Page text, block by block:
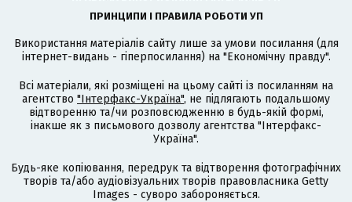
ПРИНЦИПИ І ПРАВИЛА РОБОТИ УП
Використання матеріалів сайту лише за умови посилання (для
інтернет-видань - гіперпосилання) на "Економічну правду".
Всі матеріали, які розміщені на цьому сайті із посиланням на
агентство "Інтерфакс-Україна", не підлягають подальшому
відтворенню та/чи розповсюдженню в будь-якій формі,
інакше як з письмового дозволу агентства "Інтерфакс-
Україна".
Будь-яке копіювання, передрук та відтворення фотографічних
творів та/або аудіовізуальних творів правовласника Getty
Images - суворо забороняється.